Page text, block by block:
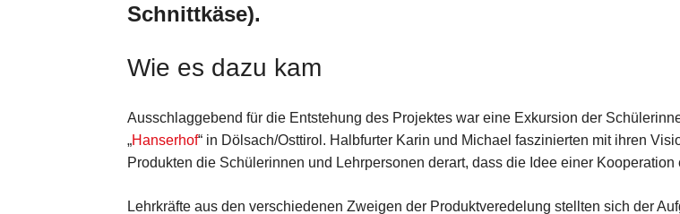
Schnittkäse).
Wie es dazu kam
Ausschlaggebend für die Entstehung des Projektes war eine Exkursion der
„Hanserhof“ in Dölsach/Osttirol. Halbfurter Karin und Michael faszinierten mit ihren
Produkten die Schülerinnen und Lehrpersonen derart, dass die Idee einer Kooperation
Lehrkräfte aus den verschiedenen Zweigen der Produktveredelung stellten sich der